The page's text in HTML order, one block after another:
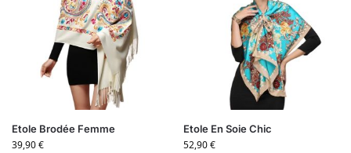
Etole Brodée Femme
39,90€
Etole En Soie Chic
52,90€